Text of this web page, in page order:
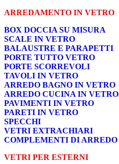
ARREDAMENTO IN VETRO
BOX DOCCIA SU MISURA
SCALE IN VETRO
BALAUSTRE E PARAPETTI
PORTE TUTTO VETRO
PORTE SCORREVOLI
TAVOLI IN VETRO
ARREDO BAGNO IN VETRO
ARREDO CUCINA IN VETRO
PAVIMENTI IN VETRO
PARETI IN VETRO
SPECCHI
VETRI EXTRACHIARI
COMPLEMENTI DI ARREDO
VETRI PER ESTERNI